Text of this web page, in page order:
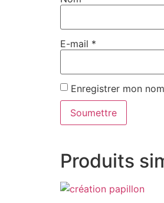
E-mail *
Enregistrer mon
Produits